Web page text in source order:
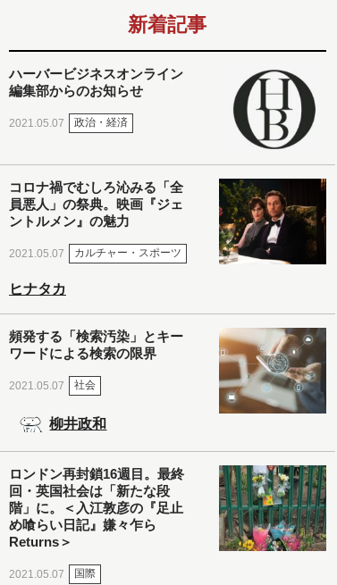
新着記事
ハーバービジネスオンライン
編集部からのお知らせ
2021.05.07 政治・経済
コロナ禍でむしろ沁みる「全
員悪人」の祭典。映画『ジェ
ントルメン』の魅力
2021.05.07 カルチャー・スポーツ
ヒナタカ
頻発する「検索汚染」とキー
ワードによる検索の限界
2021.05.07 社会
柳井政和
ロンドン再封鎖16週目。最終
回・英国社会は「新たな段
階」に。＜入江敦彦の『足止
め喰らい日記』嫌々乍ら
Returns＞
2021.05.07 国際